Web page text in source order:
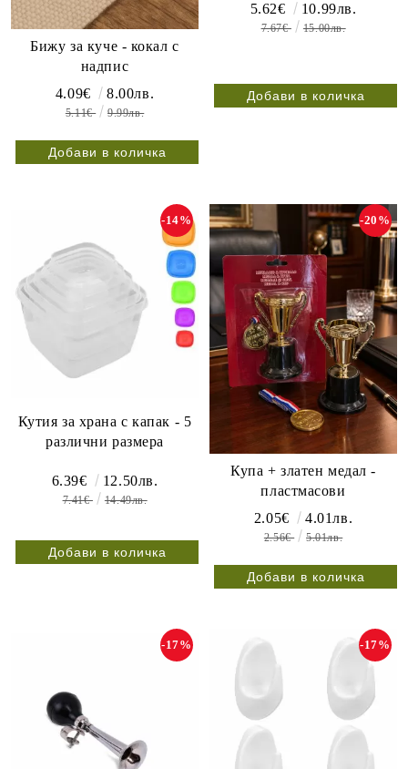
Бижу за куче - кокал с
надпис
4.09€ 8.00лв.
5.11€ 9.99лв.
5.62€ 10.99лв.
7.67€ 15.00лв.
Кутия за храна с капак - 5
различни размера
-14%
6.39€ 12.50лв.
7.41€ 14.49лв.
Купа + златен медал -
пластмасови
-20%
2.05€ 4.01лв.
2.56€ 5.01лв.
-17% -17%